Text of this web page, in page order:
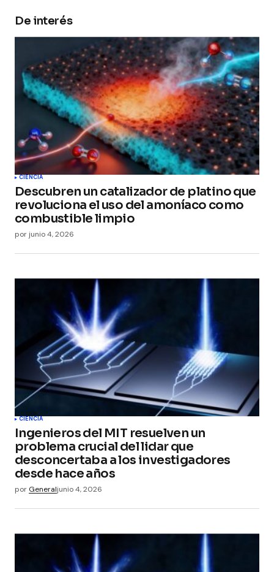
Your E-mail*
Guarda mi nombre, correo electrónico y web en
este navegador para la próxima vez que
comente.
Submit Comment
De interés
CIENCIA
Descubren un catalizador de platino que
revoluciona el uso del amoníaco como
combustible limpio
por junio 4, 2026
CIENCIA
Ingenieros del MIT resuelven un
problema crucial del lidar que
desconcertaba a los investigadores
desde hace años
por Generaljunio 4, 2026